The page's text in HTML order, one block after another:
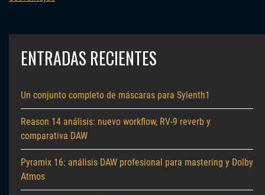
ENTRADAS RECIENTES
Un conjunto completo de máscaras para Sylenth1
Reason 14 análisis: nuevo workflow, RV-9 reverb y
comparativa DAW
Pyramix 16: análisis DAW profesional para mastering y Dolby
Atmos